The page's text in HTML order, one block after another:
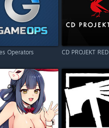
Operators CD PROJEKT RED